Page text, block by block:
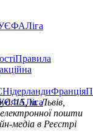
УЄФАЛіга
Правила
НідерландиФранція
УЄФАЛіга
15, м. Львів,
пошти
медіа в Реєстрі